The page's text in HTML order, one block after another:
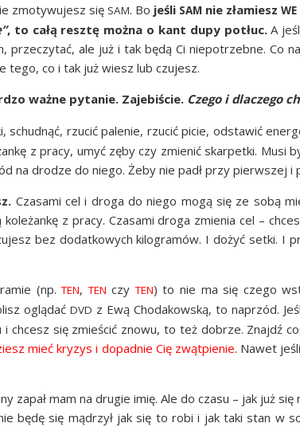
zmo­ty­wu­jesz się SAM. Bo jeśli SAM nie zła­mieszWE
, to całą resz­tę moż­na o kant dupy potłuc.A
ale już i tak będą Ci nie­po­trzeb­ne. Co
tego, co i tak już wiesz lub czujesz.
waż­ne pyta­nie. Zaje­bi­ście. Cze­go i dla­cze­go
schud­nąć, rzu­cić pale­nie, rzu­cić picie, odsta­wić
z pra­cy, umyć zęby czy zmie­nić skar­pet­ki. Musi
na dro­dze do nie­go. Żeby nie padł przy pierw­szej i
Cza­sa­mi cel i dro­ga do nie­go mogą się ze sobą
z pra­cy. Cza­sa­mi dro­ga zmie­nia cel –
bez dodat­ko­wych kilo­gra­mów. I dożyć set­ki. I
(np.TEN,TEN czyTEN) to nie ma się cze­go
oglą­dać DVD z Ewą Cho­da­kow­ską, to naprzód.
się zmie­ścić zno­wu, to też dobrze. Znajdź
mieć kry­zys i dopad­nie Cię zwąt­pie­nie. Nawet
zapał mam na dru­gie imię. Ale do cza­su – jak już
będę się mądrzył jak się to robi i jak taki stan w